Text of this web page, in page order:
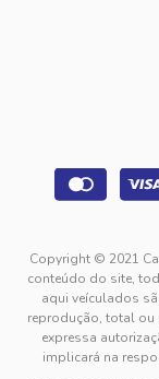
Copyright © 2021
conteúdo do site,
aqui veículados
reprodução, total ou
expressa
implicará na